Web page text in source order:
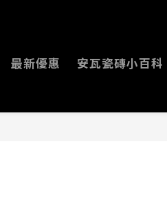
最新優惠 安瓦瓷磚小百科